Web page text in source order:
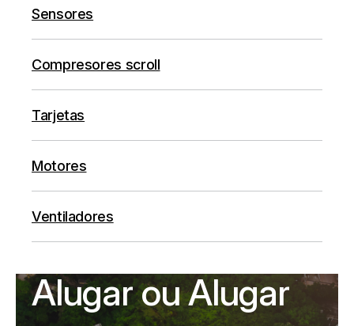
Sensores
Compresores scroll
Tarjetas
Motores
Ventiladores
Alugar ou Alugar